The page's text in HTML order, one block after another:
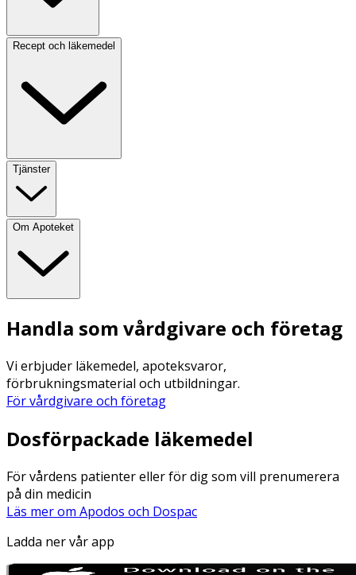
Recept och läkemedel
Tjänster
Om Apoteket
Handla som vårdgivare och företag
Vi erbjuder läkemedel, apoteksvaror,
förbrukningsmaterial och utbildningar.
För vårdgivare och företag
Dosförpackade läkemedel
För vårdens patienter eller för dig som vill prenumerera
på din medicin
Läs mer om Apodos och Dospac
Ladda ner vår app